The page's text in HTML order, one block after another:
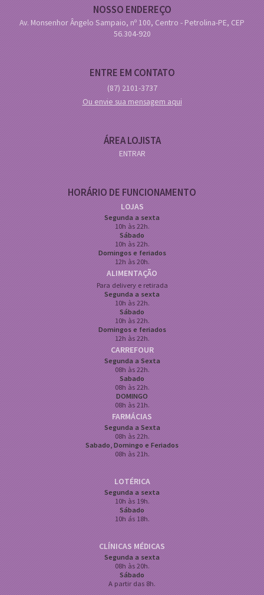
NOSSO ENDEREÇO
Av. Monsenhor Ângelo Sampaio, nº 100, Centro - Petrolina-PE, CEP
56.304-920
ENTRE EM CONTATO
(87)2101-3737
Ou envie sua mensagem aqui
ÁREA LOJISTA
ENTRAR
HORÁRIO DE FUNCIONAMENTO
LOJAS
Segunda a sexta
10h às 22h.
Sábado
10h às 22h.
Domingos e feriados
12h às 20h.
ALIMENTAÇÃO
Para delivery e retirada
Segunda a sexta
10h às 22h.
Sábado
10h às 22h.
Domingos e feriados
12h às 22h.
CARREFOUR
Segunda a Sexta
08h às 22h.
Sabado
08h às 22h.
DOMINGO
08h às 21h.
FARMÁCIAS
Segunda a Sexta
08h às 22h.
Sabado, Domingo e Feriados
08h às 21h.
LOTÉRICA
Segunda a sexta
10h às 19h.
Sábado
10h ás 18h.
CLÍNICAS MÉDICAS
Segunda a sexta
08h às 20h.
Sábado
A partir das 8h.